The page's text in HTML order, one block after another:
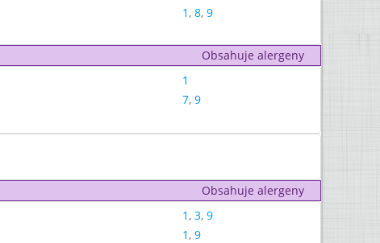
1, 8, 9
Obsahuje alergeny
1
7, 9
Obsahuje alergeny
1, 3, 9
1, 9